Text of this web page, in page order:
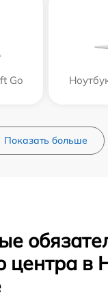
Go
Показать больше
центра